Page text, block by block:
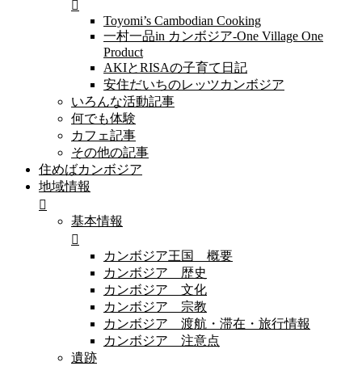
Toyomi’s Cambodian Cooking
一村一品in カンボジア-One Village One
Product
AKIとRISAの子育て日記
安住だいちのレッツカンボジア
いろんな活動記事
何でも体験
カフェ記事
その他の記事
住めばカンボジア
地域情報
基本情報
カンボジア王国 概要
カンボジア 歴史
カンボジア 文化
カンボジア 宗教
カンボジア 渡航・滞在・旅行情報
カンボジア 注意点
遺跡